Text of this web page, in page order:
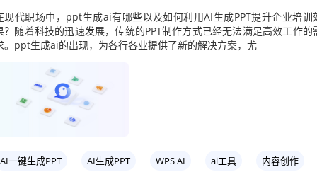
现代职场中，ppt生成ai有哪些以及如何利用AI生成PPT提升企业培训
？随着科技的迅速发展，传统的PPT制作方式已经无法满足高效工作的
。ppt生成ai的出现，为各行各业提供了新的解决方案，尤
AI一键生成PPT AI生成PPT WPS AI ai工具 内容创作